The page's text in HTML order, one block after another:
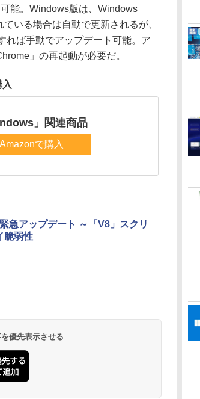
能。Windows版は、Windows
いる場合は自動で更新されるが、
れば手動でアップデート可能。ア
」の再起動が必要だ。
」関連商品
Amazonで購入
急アップデート ～「V8」スクリ
脆弱性
優先表示させる